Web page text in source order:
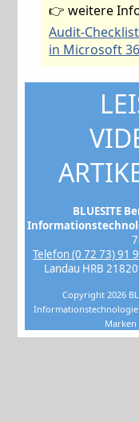
👉 weitere
Audit-
in Microsoft
BLUESITE
Telefon (0 72 73) 91
Landau HRB
Copyright 2026
Informationstechnologie